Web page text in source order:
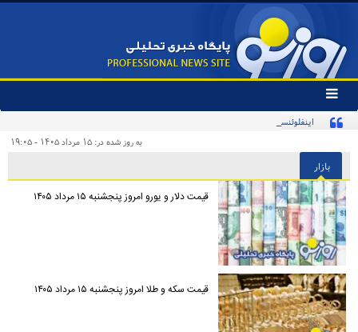
تغییر
وضعیت
منوی
ها
اینفلوئنسر آمریکایی با پرچم ایران در تمرین تیم ملی
به روز شده در: ۱۵ مرداد ۱۴۰۵ - ۱۹:۰۵
بازار
قیمت دلار و یورو امروز پنجشنبه ۱۵ مرداد ۱۴۰۵
قیمت سکه و طلا امروز پنجشنبه ۱۵ مرداد ۱۴۰۵